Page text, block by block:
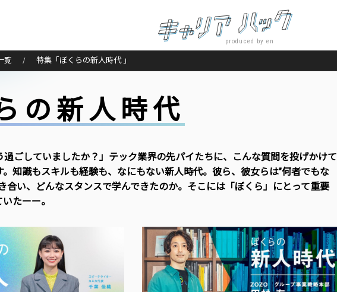
produced by en
覧 特集「ぼくらの新人時代 」
の新人時代
過ごしていましたか？」テック業界の先パイたちに、こんな質問を投げかけて
。知識もスキルも経験も、なにもない新人時代。彼ら、彼女らは”何者でもな
合い、どんなスタンスで学んできたのか。そこには「ぼくら」にとって重要
たーー。